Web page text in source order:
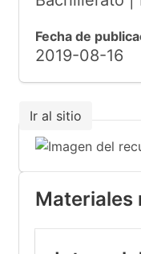
Fecha de
2019-08-16
Ir al sitio
Materiales